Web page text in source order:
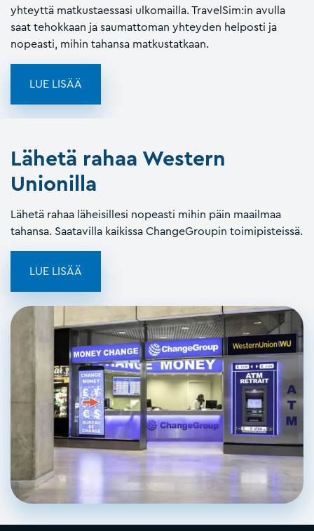
yhteyttä matkustaessasi ulkomailla. TravelSim:in avulla
saat tehokkaan ja saumattoman yhteyden helposti ja
nopeasti, mihin tahansa matkustatkaan.
LUE LISÄÄ
Lähetä rahaa Western
Unionilla
Lähetä rahaa läheisillesi nopeasti mihin päin maailmaa
tahansa. Saatavilla kaikissa ChangeGroupin toimipisteissä.
LUE LISÄÄ